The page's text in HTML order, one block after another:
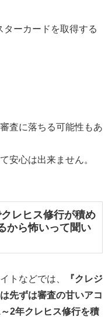
ーカードを取得する
査に落ちる可能性もあ
安心は出来ません。
レヒス修行が積め
から怖いって聞い
トなどでは、
『クレジ
先ずは審査の甘いアコ
2年クレヒス修行を積